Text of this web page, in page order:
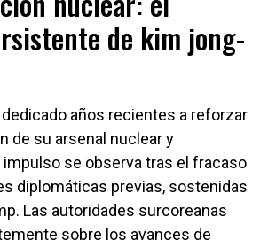
de kim jong-
años recientes a reforzar
de su arsenal nuclear y
se observa tras el fracaso
diplomáticas previas, sostenidas
Las autoridades surcoreanas
sobre los avances de